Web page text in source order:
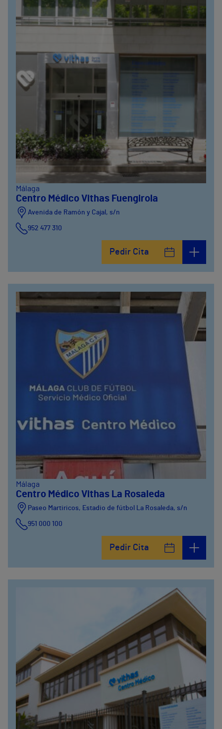
Málaga
Centro Médico Vithas Fuengirola
Avenida de Ramón y Cajal, s/n
952 477 310
Pedir Cita
Málaga
Centro Médico Vithas La Rosaleda
Paseo Martiricos, Estadio de fútbol La Rosaleda, s/n
951 000 100
Pedir Cita